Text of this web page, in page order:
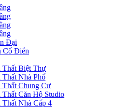
Đại
Cổ Điển
Biệt Thự
Nhà Phố
Chung Cư
Căn Hộ Studio
Nhà Cấp 4